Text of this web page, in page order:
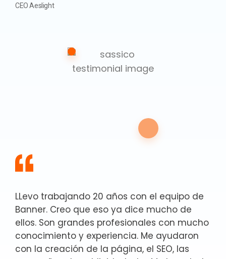
CEO Aeslight
LLevo trabajando 20 años con el equipo de
Banner. Creo que eso ya dice mucho de
ellos. Son grandes profesionales con mucho
conocimiento y experiencia. Me ayudaron
con la creación de la página, el SEO, las